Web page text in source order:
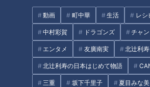
動画 町中華 生活 レシ
中村彩賀 ドラゴンズ チャン
エンタメ 友廣南実 北辻利寿
北辻利寿の日本はじめて物語
三重 坂下千里子 夏目みな美
10人に1人が東大・京大に…中高
一貫・海陽学園に潜入！ゲーム
シックの生徒が「勉強したくな
る」に変わるまで
三重と
ぎなた」
タグ